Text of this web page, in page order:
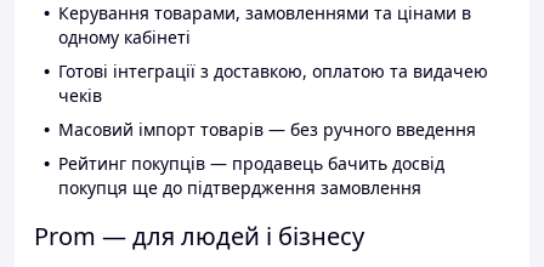
Керування товарами, замовленнями та цінами в
одному кабінеті
Готові інтеграції з доставкою, оплатою та видачею
чеків
Масовий імпорт товарів — без ручного введення
Рейтинг покупців — продавець бачить досвід
покупця ще до підтвердження замовлення
Prom — для людей і бізнесу